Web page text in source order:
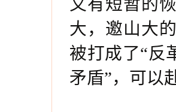
又有短暂的
大，邀山大
被打成了“反
矛盾”，可以